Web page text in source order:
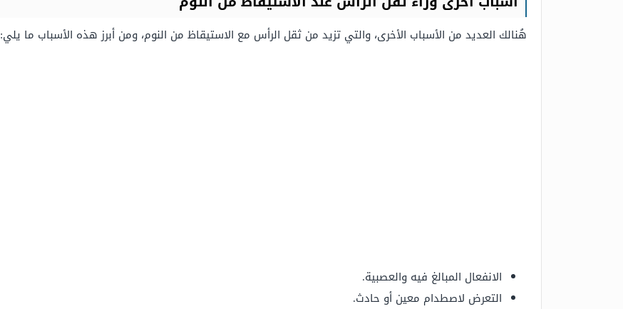
هُنالك العديد من الأسباب الأخرى، والتي تزيد من ثقل الرأس مع الاستيقاظ من النوم، ومن أبرز هذه الأسباب ما يلي:
الانفعال المبالغ فيه والعصبية.
التعرض لاصطدام معين أو حادث.